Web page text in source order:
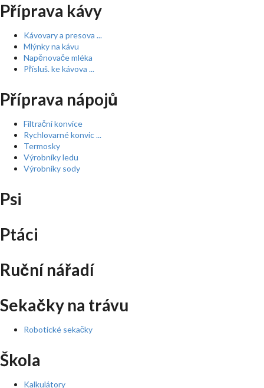
Příprava kávy
Kávovary a presova ...
Mlýnky na kávu
Napěnovače mléka
Přísluš. ke kávova ...
Příprava nápojů
Filtrační konvice
Rychlovarné konvic ...
Termosky
Výrobníky ledu
Výrobníky sody
Psi
Ptáci
Ruční nářadí
Sekačky na trávu
Robotické sekačky
Škola
Kalkulátory